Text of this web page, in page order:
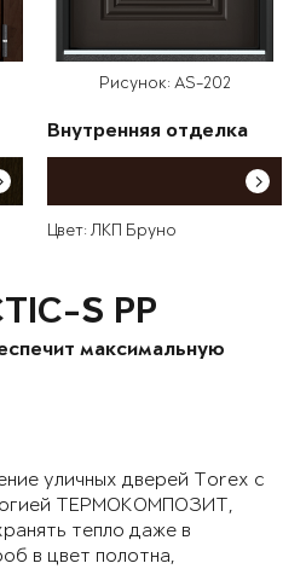
Рисунок: AS-202
Внутренняя отделка
Цвет: ЛКП Бруно
S PP
максимальную
уличных дверей Torex с
ТЕРМОКОМПОЗИТ,
тепло даже в
в цвет полотна,